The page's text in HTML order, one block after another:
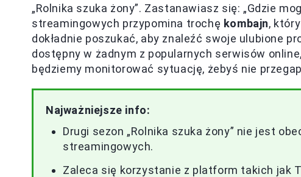
„Rolnika szuka żony”. Zastanawiasz się: „Gdzie
streamingowych przypomina trochę kombajn,
dokładnie poszukać, aby znaleźć swoje ulubione
dostępny w żadnym z popularnych serwisów
będziemy monitorować sytuację, żebyś nie
Najważniejsze info:
Drugi sezon „Rolnika szuka żony” nie jest
streamingowych.
Zaleca się korzystanie z platform takich jak